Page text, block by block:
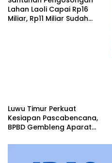
Lahan Laoli Capai Rp16
Miliar, Rp11 Miliar Sudah
Luwu Timur Perkuat
Kesiapan Pascabencana,
BPBD Gembleng Aparat